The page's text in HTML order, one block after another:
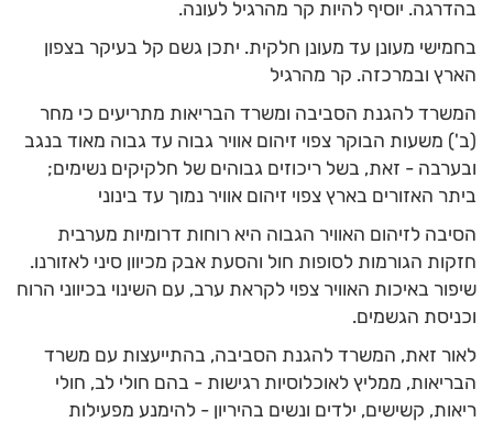
בהדרגה. יוסיף להיות קר מהרגיל לעונה.
בחמישי מעונן עד מעונן חלקית. יתכן גשם קל בעיקר בצפון
הארץ ובמרכזה. קר מהרגיל
המשרד להגנת הסביבה ומשרד הבריאות מתריעים כי מחר
(ב') משעות הבוקר צפוי זיהום אוויר גבוה עד גבוה מאוד בנגב
ובערבה - זאת, בשל ריכוזים גבוהים של חלקיקים נשימים;
ביתר האזורים בארץ צפוי זיהום אוויר נמוך עד בינוני
הסיבה לזיהום האוויר הגבוה היא רוחות דרומיות מערבית
חזקות הגורמות לסופות חול והסעת אבק מכיוון סיני לאזורנו.
שיפור באיכות האוויר צפוי לקראת ערב, עם השינוי בכיווני הרוח
וכניסת הגשמים.
לאור זאת, המשרד להגנת הסביבה, בהתייעצות עם משרד
הבריאות, ממליץ לאוכלוסיות רגישות - בהם חולי לב, חולי
ריאות, קשישים, ילדים ונשים בהיריון - להימנע מפעילות